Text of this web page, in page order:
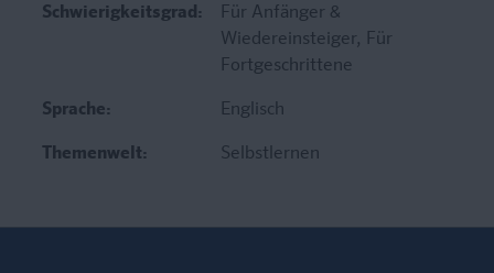
Schwierigkeitsgrad:
Für Anfänger &
Wiedereinsteiger, Für
Fortgeschrittene
Sprache: Englisch
Themenwelt: Selbstlernen